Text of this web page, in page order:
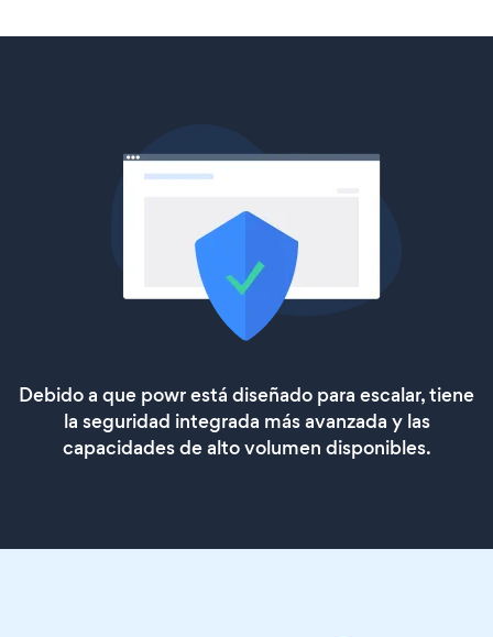
Debido a que powr está diseñado para escalar, tiene
la seguridad integrada más avanzada y las
capacidades de alto volumen disponibles.